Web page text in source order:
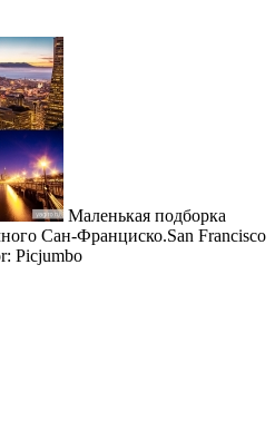
Маленькая подборка
Сан-Франциско.San Francisco
Picjumbo